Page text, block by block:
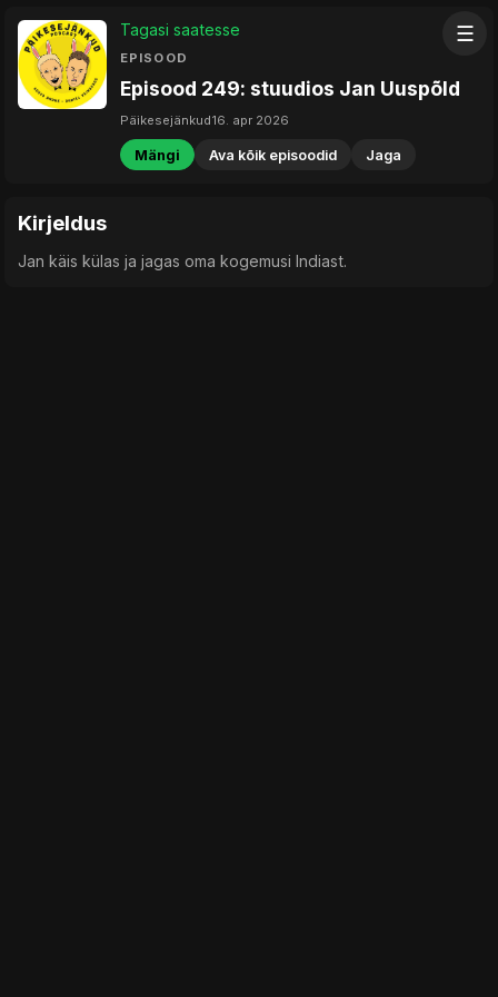
☰
Tagasi saatesse
EPISOOD
Episood 249: stuudios Jan Uuspõld
Päikesejänkud16. apr 2026
Mängi Ava kõik episoodid Jaga
Kirjeldus
Jan käis külas ja jagas oma kogemusi Indiast.